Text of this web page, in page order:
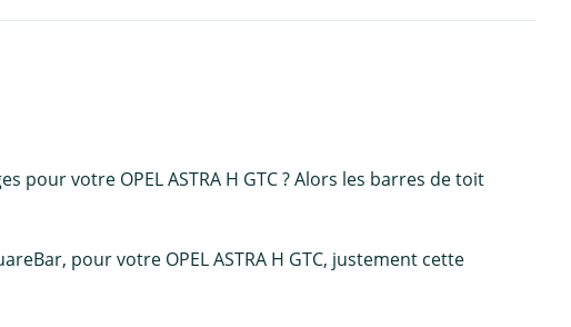
votre OPEL ASTRA H GTC ? Alors les barres de toit
pour votre OPEL ASTRA H GTC, justement cette